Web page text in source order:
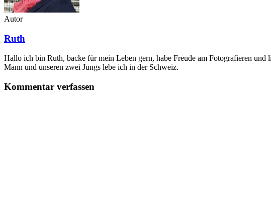
Autor
Ruth
Hallo ich bin Ruth, backe für mein Leben gern, habe Freude am Fotografieren
Mann und unseren zwei Jungs lebe ich in der Schweiz.
Kommentar verfassen